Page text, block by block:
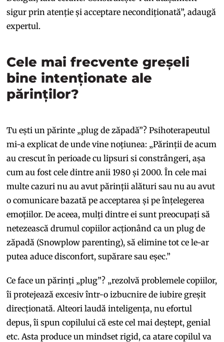
sigur prin atenție și acceptare necondiționată”, adaugă
expertul.
Cele mai frecvente greșeli
bine intenționate ale
părinților?
Tu ești un părinte „plug de zăpadă”? Psihoterapeutul
mi-a explicat de unde vine noțiunea: „Părinții de acum
au crescut în perioade cu lipsuri si constrângeri, așa
cum au fost cele dintre anii 1980 și 2000. În cele mai
multe cazuri nu au avut părinții alături sau nu au avut
o comunicare bazată pe acceptarea și pe înțelegerea
emoțiilor. De aceea, mulți dintre ei sunt preocupați să
netezească drumul copiilor acționând ca un plug de
zăpadă (Snowplow parenting), să elimine tot ce le-ar
putea aduce disconfort, supărare sau eșec.”
Ce face un părinți „plug”? „rezolvă problemele copiilor,
îi protejează excesiv într-o izbucnire de iubire greșit
direcționată. Alteori laudă inteligența, nu efortul
depus, îi spun copilului că este cel mai deștept, genial
etc. Asta produce un mindset rigid, ca atare copilul va